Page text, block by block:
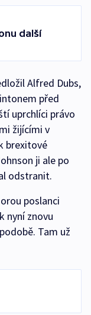
další
Alfred Dubs,
před
uprchlíci právo
žijícími v
brexitové
ji ale po
odstranit.
poslanci
nyní znovu
Tam už